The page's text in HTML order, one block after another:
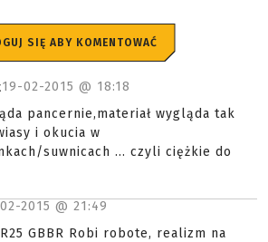
SIĘ ABY KOMENTOWAĆ
19-02-2015 @ 18:18
pancernie,materiał wygląda tak
i okucia w
suwnicach ... czyli ciężkie do
2015 @ 21:49
GBBR Robi robote, realizm na